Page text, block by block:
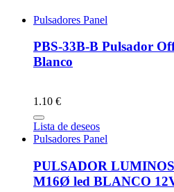
Pulsadores Panel
PBS-33B-B Pulsador
Blanco
1.10 €
Lista de deseos
Pulsadores Panel
PULSADOR
M16Ø led BLANCO